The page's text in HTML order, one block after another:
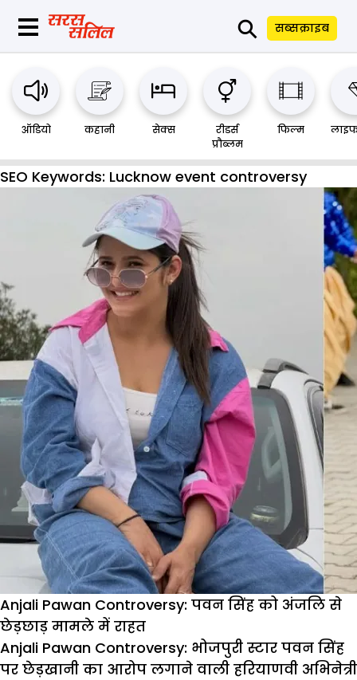
⚲ सब्सक्राइब
ऑडियो कहानी सेक्स
रीडर्स
प्रौब्लम
फिल्म
SEO Keywords: Lucknow event controversy
Anjali Pawan Controversy: पवन सिंह को अंजलि से
छेड़छाड़ मामले में राहत
Anjali Pawan Controversy: भोजपुरी स्टार पवन सिंह
पर छेड़खानी का आरोप लगाने वाली हरियाणवी अभिनेत्री